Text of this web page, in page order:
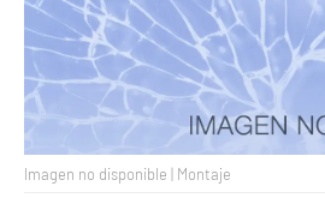
Imagen no disponible | Montaje